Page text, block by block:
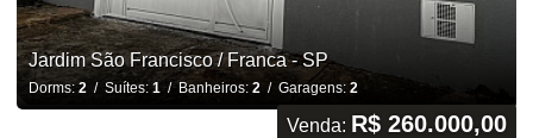
Jardim São Francisco / Franca - SP
Dorms:2/ Suítes: 1 / Banheiros: 2 / Garagens: 2
Venda: R$ 260.000,00